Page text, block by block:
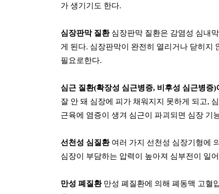
가 생기기도 한다.
심장판막 질환 심장판막 질환은 감염성 심내
게 된다. 심장판막이 완전히 열리거나 닫히지
필요로한다.
심근 질환(확장성 심근병증, 비후성 심근병증)
잘 안 돼 심장에 피가 채워지지 못하게 되고,
근육에 염증이 생겨 심근이 파괴되면 심장 기
선천성 심질환 여러 가지 선천성 심장기형에
심장이 부담하는 압력이 높아져 심부전이 일
만성 폐질환 만성 폐질환에 의해 폐동맥 고혈